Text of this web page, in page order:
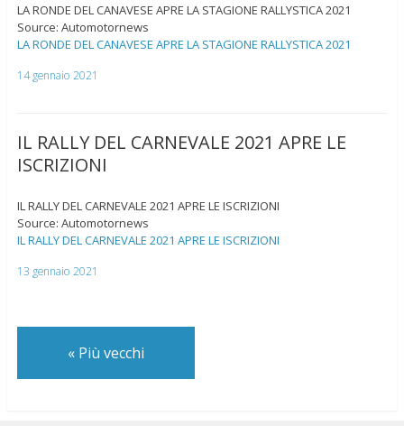
LA RONDE DEL CANAVESE APRE LA STAGIONE RALLYSTICA 2021
Source: Automotornews
LA RONDE DEL CANAVESE APRE LA STAGIONE RALLYSTICA 2021
14 gennaio 2021
IL RALLY DEL CARNEVALE 2021 APRE LE
ISCRIZIONI
IL RALLY DEL CARNEVALE 2021 APRE LE ISCRIZIONI
Source: Automotornews
IL RALLY DEL CARNEVALE 2021 APRE LE ISCRIZIONI
13 gennaio 2021
«Più vecchi